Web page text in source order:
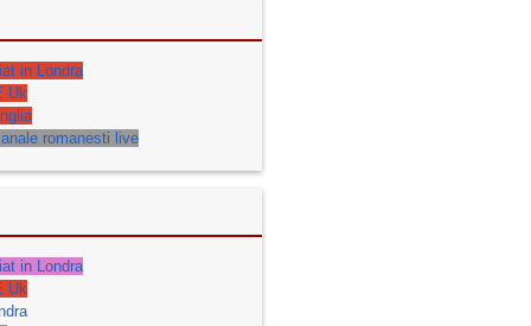
in Londra
Uk
romanesti live
in Londra
Uk